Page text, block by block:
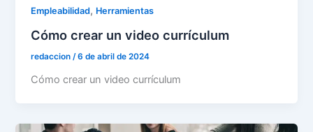
Empleabilidad, Herramientas
Cómo crear un video currículum
redaccion/6 de abril de 2024
Cómo crear un video currículum